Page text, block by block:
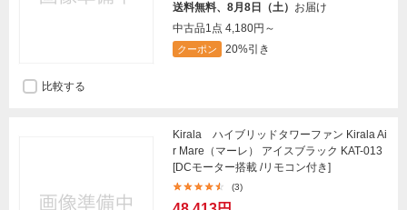
送料無料、8月8日（土） お届け
中古品1点 4,180円～
クーポン 20%引き
比較する
Kirala ハイブリッドタワーファン Kirala Ai
r Mare（マーレ） アイスブラック KAT-013
[DCモーター搭載 /リモコン付き]
(3)